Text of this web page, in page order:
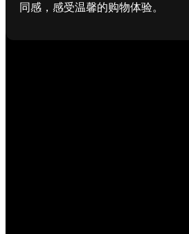
同感，感受温馨的购物体验。